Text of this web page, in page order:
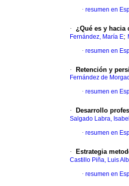
· resumen en
· ¿Qué es y hacia
Fernández, María E;
· resumen en
· Retención y
Fernández de
· resumen en
· Desarrollo
Salgado Labra, Isabel
· resumen en
· Estrategia
Castillo Piña, Luis
· resumen en